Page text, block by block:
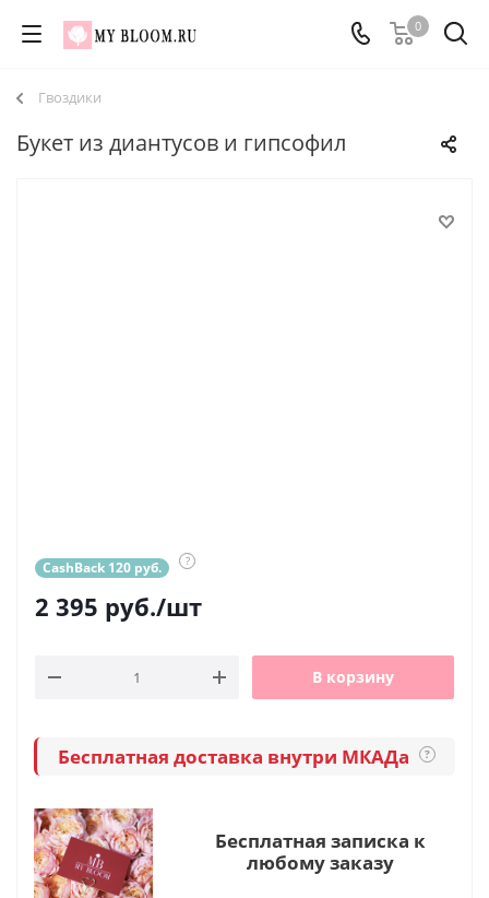
0
Гвоздики
Букет из диантусов и гипсофил
CashBack 120 руб. ?
2 395 руб./шт
В корзину
Бесплатная доставка внутри МКАДа ?
Бесплатная записка к
любому заказу